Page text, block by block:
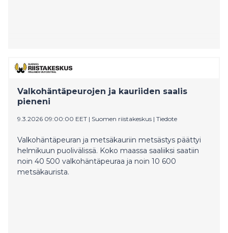
Valkohäntäpeurojen ja kauriiden saalis
pieneni
9.3.2026 09:00:00 EET | Suomen riistakeskus | Tiedote
Valkohäntäpeuran ja metsäkauriin metsästys päättyi
helmikuun puolivälissä. Koko maassa saaliiksi saatiin
noin 40 500 valkohäntäpeuraa ja noin 10 600
metsäkaurista.